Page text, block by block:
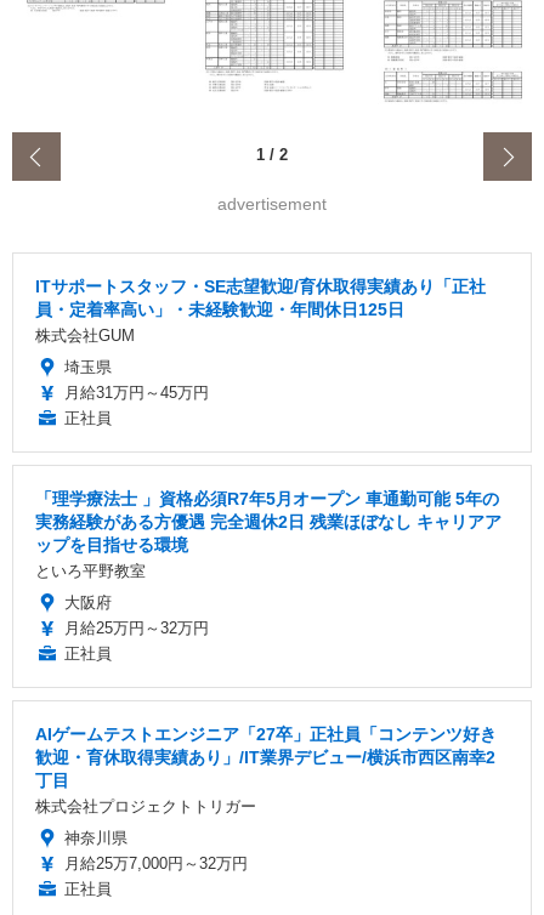
1 / 2
advertisement
ITサポートスタッフ・SE志望歓迎/育休取得実績あり「正社
員・定着率高い」・未経験歓迎・年間休日125日
株式会社GUM
埼玉県
月給31万円～45万円
正社員
「理学療法士 」資格必須R7年5月オープン 車通勤可能 5年の
実務経験がある方優遇 完全週休2日 残業ほぼなし キャリアア
ップを目指せる環境
といろ平野教室
大阪府
月給25万円～32万円
正社員
AIゲームテストエンジニア「27卒」正社員「コンテンツ好き
歓迎・育休取得実績あり」/IT業界デビュー/横浜市西区南幸2
丁目
株式会社プロジェクトトリガー
神奈川県
月給25万7,000円～32万円
正社員